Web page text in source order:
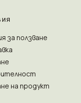
за ползване
на продукт